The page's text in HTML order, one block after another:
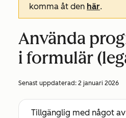
komma åt den här.
Använda
i formulär
Senast uppdaterad: 2 januari 2026
Tillgänglig med något